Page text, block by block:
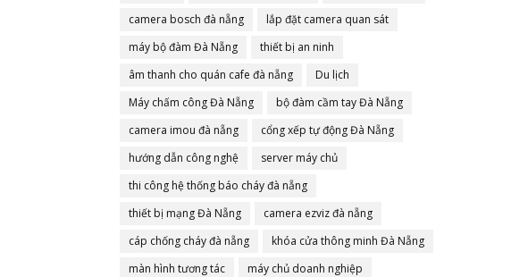
camera bosch đà nẵng
lắp đặt camera quan sát
máy bộ đàm Đà Nẵng
thiết bị an ninh
âm thanh cho quán cafe đà nẵng
Du lịch
Máy chấm công Đà Nẵng
bộ đàm cầm tay Đà Nẵng
camera imou đà nẵng
cổng xếp tự động Đà Nẵng
hướng dẫn công nghệ
server máy chủ
thi công hệ thống báo cháy đà nẵng
thiết bị mạng Đà Nẵng
camera ezviz đà nẵng
cáp chống cháy đà nẵng
khóa cửa thông minh Đà Nẵng
màn hình tương tác
máy chủ doanh nghiệp